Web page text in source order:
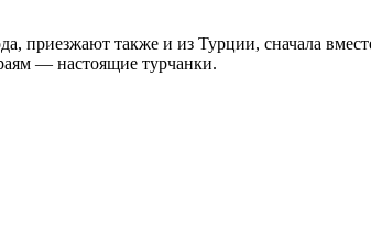
приезжают также и из Турции, сначала
— настоящие турчанки.